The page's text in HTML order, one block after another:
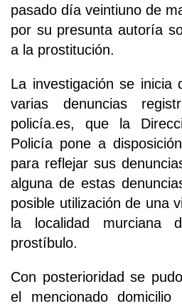
pasado día veintiuno de
por su presunta autoría
a la prostitución.
La investigación se inicia
varias denuncias
policía.es, que la
Policía pone a
para reflejar sus
alguna de estas
posible utilización de una
la localidad murciana
prostíbulo.
Con posterioridad se
el mencionado